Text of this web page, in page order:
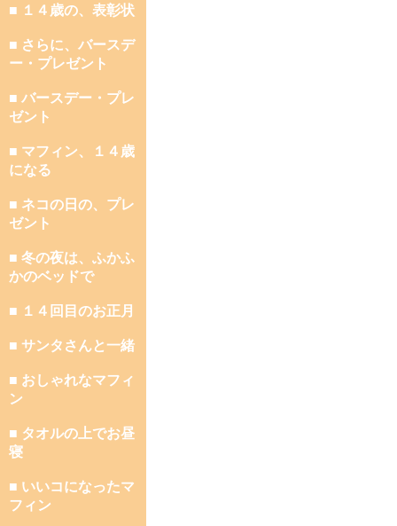
■ １４歳の、表彰状
■ さらに、バースデ
ー・プレゼント
■ バースデー・プレ
ゼント
■ マフィン、１４歳
になる
■ ネコの日の、プレ
ゼント
■ 冬の夜は、ふかふ
かのベッドで
■ １４回目のお正月
■ サンタさんと一緒
■ おしゃれなマフィ
ン
■ タオルの上でお昼
寝
■ いいコになったマ
フィン